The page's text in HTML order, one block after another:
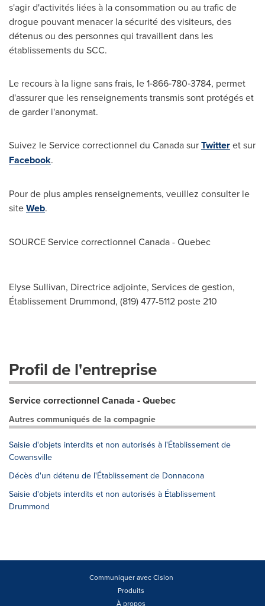
s'agir d'activités liées à la consommation ou au trafic de
drogue pouvant menacer la sécurité des visiteurs, des
détenus ou des personnes qui travaillent dans les
établissements du SCC.
Le recours à la ligne sans frais, le 1‑866‑780‑3784, permet
d'assurer que les renseignements transmis sont protégés et
de garder l'anonymat.
Suivez le Service correctionnel du CanadasurTwitteret sur
Facebook.
Pour de plus amples renseignements, veuillez consulter le
siteWeb.
SOURCE Service correctionnel Canada-Quebec
Elyse Sullivan, Directrice adjointe, Services de gestion,
Établissement Drummond, (819) 477-5112 poste 210
Profil de l'entreprise
Service correctionnel Canada - Quebec
Autres communiqués de la compagnie
Saisie d'objets interdits et non autorisés à l'Établissement de
Cowansville
Décès d'un détenu de l'Établissement de Donnacona
Saisie d'objets interdits et non autorisés à Établissement
Drummond
Communiquer avec Cision
Produits
À propos